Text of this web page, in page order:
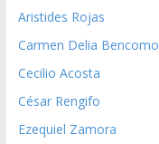
Aristides Rojas
Carmen Delia Bencomo
Cecilio Acosta
César Rengifo
Ezequiel Zamora